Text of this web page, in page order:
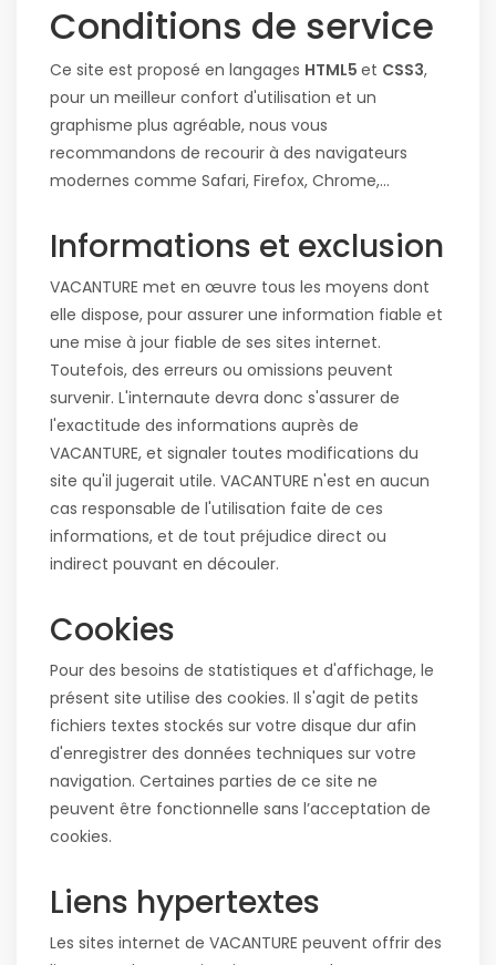
Conditions de service
Ce site est proposé en langages HTML5 et CSS3,
pour un meilleur confort d'utilisation et un
graphisme plus agréable, nous vous
recommandons de recourir à des navigateurs
modernes comme Safari, Firefox, Chrome,...
Informations et exclusion
VACANTURE met en œuvre tous les moyens dont
elle dispose, pour assurer une information fiable et
une mise à jour fiable de ses sites internet.
Toutefois, des erreurs ou omissions peuvent
survenir. L'internaute devra donc s'assurer de
l'exactitude des informations auprès de
VACANTURE, et signaler toutes modifications du
site qu'il jugerait utile. VACANTURE n'est en aucun
cas responsable de l'utilisation faite de ces
informations, et de tout préjudice direct ou
indirect pouvant en découler.
Cookies
Pour des besoins de statistiques et d'affichage, le
présent site utilise des cookies. Il s'agit de petits
fichiers textes stockés sur votre disque dur afin
d'enregistrer des données techniques sur votre
navigation. Certaines parties de ce site ne
peuvent être fonctionnelle sans l’acceptation de
cookies.
Liens hypertextes
Les sites internet de VACANTURE peuvent offrir des